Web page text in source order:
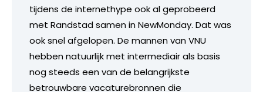
tijdens de internethype ook al geprobeerd
met Randstad samen in NewMonday. Dat was
ook snel afgelopen. De mannen van VNU
hebben natuurlijk met intermediair als basis
nog steeds een van de belangrijkste
betrouwbare vacaturebronnen die